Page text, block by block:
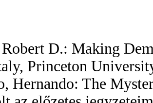
D.: Making
Princeton
Hernando: The